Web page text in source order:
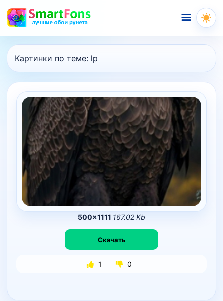
Меню
Картинки по теме: lp
500×1111 167.02 Kb
Скачать
1 0